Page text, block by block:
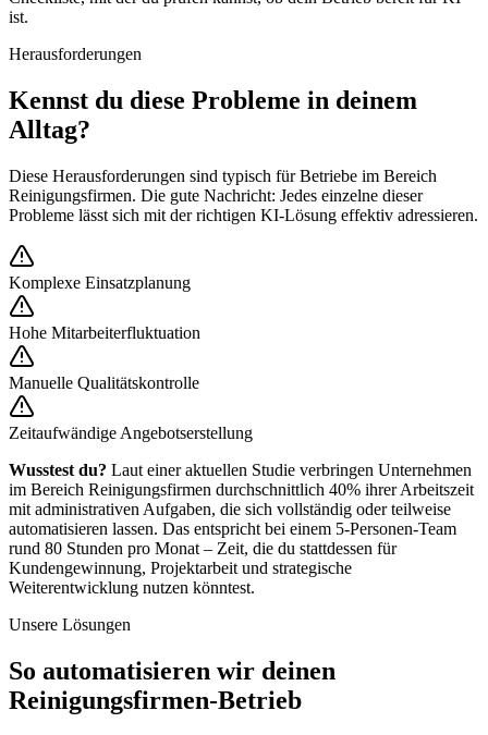
ist.
Herausforderungen
Kennst du diese Probleme in deinem
Alltag?
Diese Herausforderungen sind typisch für Betriebe im Bereich
Reinigungsfirmen. Die gute Nachricht: Jedes einzelne dieser
Probleme lässt sich mit der richtigen KI-Lösung effektiv adressieren.
Komplexe Einsatzplanung
Hohe Mitarbeiterfluktuation
Manuelle Qualitätskontrolle
Zeitaufwändige Angebotserstellung
Wusstest du? Laut einer aktuellen Studie verbringen Unternehmen
im Bereich Reinigungsfirmen durchschnittlich 40% ihrer Arbeitszeit
mit administrativen Aufgaben, die sich vollständig oder teilweise
automatisieren lassen. Das entspricht bei einem 5-Personen-Team
rund 80 Stunden pro Monat – Zeit, die du stattdessen für
Kundengewinnung, Projektarbeit und strategische
Weiterentwicklung nutzen könntest.
Unsere Lösungen
So automatisieren wir deinen
Reinigungsfirmen-Betrieb